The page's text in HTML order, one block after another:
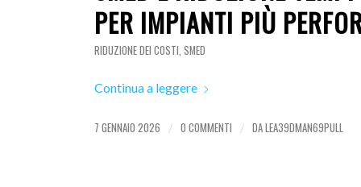
PER IMPIANTI PIÙ
RIDUZIONE DEI COSTI,SMED
Continua a leggere
7 GENNAIO 2026 / 0 COMMENTI / DALEA39DMAN69PULL